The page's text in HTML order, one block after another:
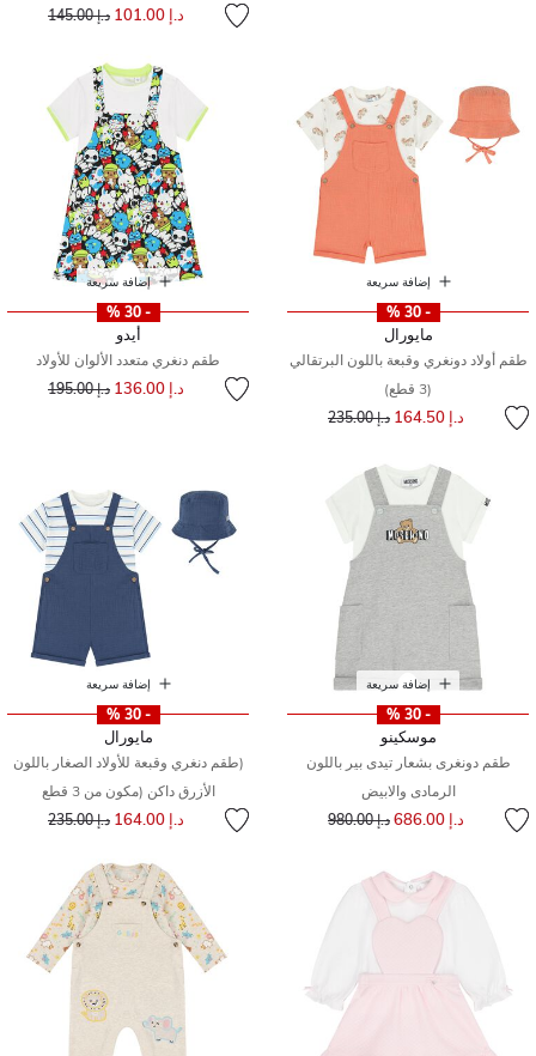
د.إ 101.00 سعر مخفض من
د.إ 145.00 إلى
إضافة سريعة
- 30 %
مايورال
طقم أولاد دونغري وقبعة باللون البرتقالي
(3 قطع)
د.إ 164.50 سعر مخفض مند.إ 235.00
إضافة سريعة
- 30 %
أيدو
طقم دنغري متعدد الألوان للأولاد
د.إ 136.00 سعر مخفض من
د.إ 195.00 إلى
إضافة سريعة
- 30 %
موسكينو
طقم دونغرى بشعار تيدى بير باللون
الرمادى والابيض
د.إ 686.00 سعر مخفض مند.إ 980.00
إضافة سريعة
- 30 %
مايورال
(طقم دنغري وقبعة للأولاد الصغار باللون
الأزرق داكن (مكون من 3 قطع
د.إ 164.00 سعر مخفض من
د.إ 235.00 إلى